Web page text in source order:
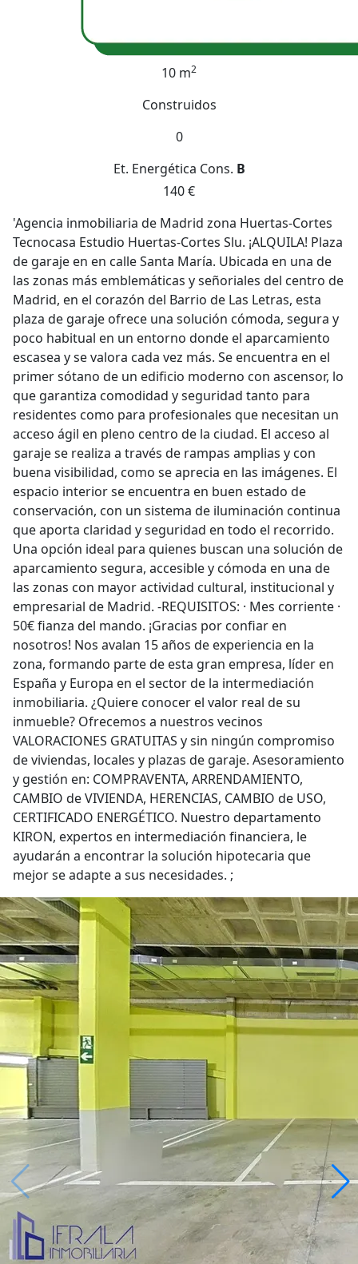
10 m2
Construidos
0
Et. Energética Cons. B
140 €
'Agencia inmobiliaria de Madrid zona Huertas-Cortes
Tecnocasa Estudio Huertas-Cortes Slu. ¡ALQUILA! Plaza
de garaje en en calle Santa María. Ubicada en una de
las zonas más emblemáticas y señoriales del centro de
Madrid, en el corazón del Barrio de Las Letras, esta
plaza de garaje ofrece una solución cómoda, segura y
poco habitual en un entorno donde el aparcamiento
escasea y se valora cada vez más. Se encuentra en el
primer sótano de un edificio moderno con ascensor, lo
que garantiza comodidad y seguridad tanto para
residentes como para profesionales que necesitan un
acceso ágil en pleno centro de la ciudad. El acceso al
garaje se realiza a través de rampas amplias y con
buena visibilidad, como se aprecia en las imágenes. El
espacio interior se encuentra en buen estado de
conservación, con un sistema de iluminación continua
que aporta claridad y seguridad en todo el recorrido.
Una opción ideal para quienes buscan una solución de
aparcamiento segura, accesible y cómoda en una de
las zonas con mayor actividad cultural, institucional y
empresarial de Madrid. -REQUISITOS: · Mes corriente ·
50€ fianza del mando. ¡Gracias por confiar en
nosotros! Nos avalan 15 años de experiencia en la
zona, formando parte de esta gran empresa, líder en
España y Europa en el sector de la intermediación
inmobiliaria. ¿Quiere conocer el valor real de su
inmueble? Ofrecemos a nuestros vecinos
VALORACIONES GRATUITAS y sin ningún compromiso
de viviendas, locales y plazas de garaje. Asesoramiento
y gestión en: COMPRAVENTA, ARRENDAMIENTO,
CAMBIO de VIVIENDA, HERENCIAS, CAMBIO de USO,
CERTIFICADO ENERGÉTICO. Nuestro departamento
KIRON, expertos en intermediación financiera, le
ayudarán a encontrar la solución hipotecaria que
mejor se adapte a sus necesidades. ;